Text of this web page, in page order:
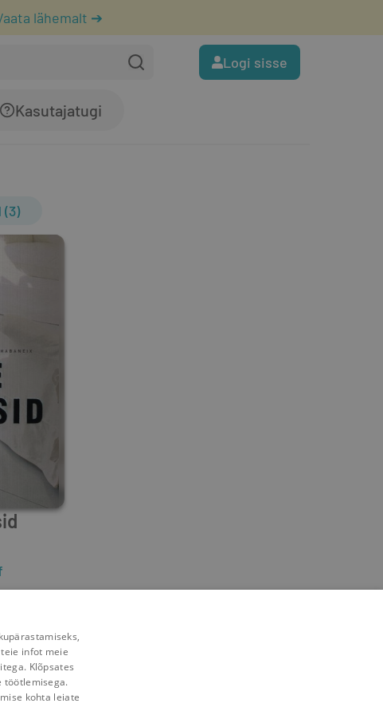
lähemalt ➔
Logi sisse
Kasutajatugi
infot meie
Klõpsates
töötlemisega.
kohta leiate